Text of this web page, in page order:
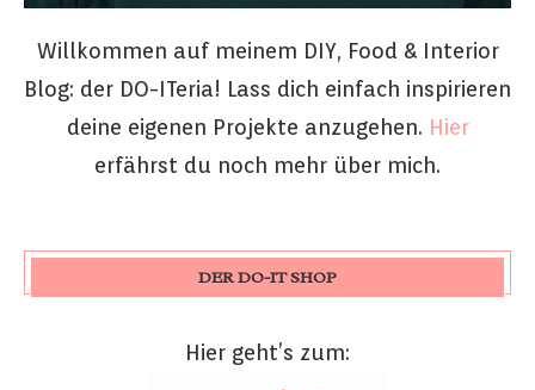
Willkommen auf meinem DIY, Food & Interior
Blog: der DO-ITeria! Lass dich einfach inspirieren
deine eigenen Projekte anzugehen. Hier
erfährst du noch mehr über mich.
DER DO-IT SHOP
Hier geht’s zum: